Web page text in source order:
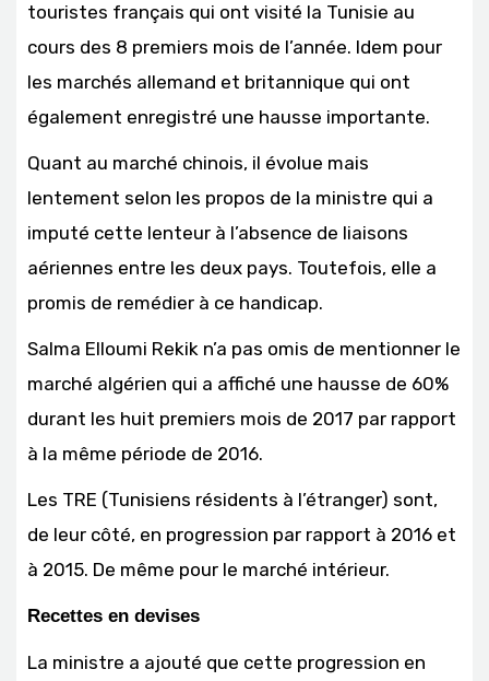
touristes français qui ont visité la Tunisie au
cours des 8 premiers mois de l’année. Idem pour
les marchés allemand et britannique qui ont
également enregistré une hausse importante.
Quant au marché chinois, il évolue mais
lentement selon les propos de la ministre qui a
imputé cette lenteur à l’absence de liaisons
aériennes entre les deux pays. Toutefois, elle a
promis de remédier à ce handicap.
Salma Elloumi Rekik n’a pas omis de mentionner le
marché algérien qui a affiché une hausse de 60%
durant les huit premiers mois de 2017 par rapport
à la même période de 2016.
Les TRE (Tunisiens résidents à l’étranger) sont,
de leur côté, en progression par rapport à 2016 et
à 2015. De même pour le marché intérieur.
Recettes en devises
La ministre a ajouté que cette progression en